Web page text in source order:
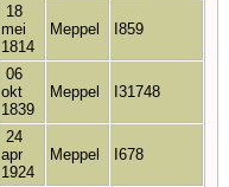
18
mei
1814
Meppel I859
06
okt
1839
Meppel I31748
24
apr
1924
Meppel I678